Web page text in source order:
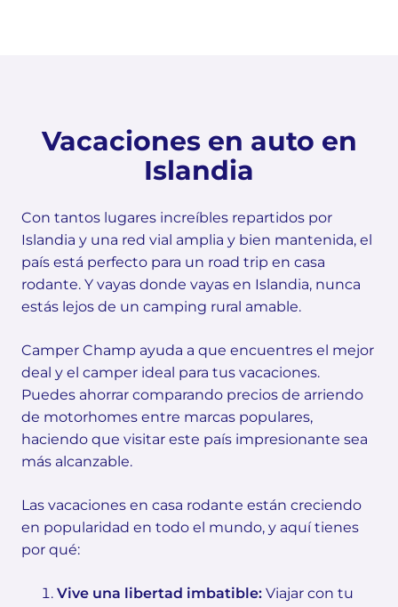
Vacaciones en auto en
Islandia
Con tantos lugares increíbles repartidos por
Islandia y una red vial amplia y bien mantenida, el
país está perfecto para un road trip en casa
rodante. Y vayas donde vayas en Islandia, nunca
estás lejos de un camping rural amable.
Camper Champ ayuda a que encuentres el mejor
deal y el camper ideal para tus vacaciones.
Puedes ahorrar comparando precios de arriendo
de motorhomes entre marcas populares,
haciendo que visitar este país impresionante sea
más alcanzable.
Las vacaciones en casa rodante están creciendo
en popularidad en todo el mundo, y aquí tienes
por qué:
Vive una libertad imbatible: Viajar con tu